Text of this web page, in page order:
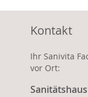
Kontakt
Ihr Sanivita
vor Ort:
Sanitätshaus